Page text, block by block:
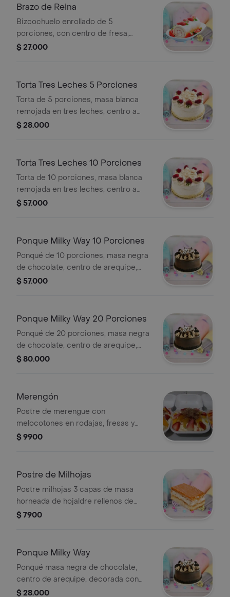
Brazo de Reina
Bizcochuelo enrollado de 5
porciones, con centro de fresa,
melocotón y crema de leche,
$ 27.000
Torta Tres Leches 5 Porciones
Torta de 5 porciones, masa blanca
remojada en tres leches, centro a
elección y decorado con crema de
$ 28.000
Torta Tres Leches 10 Porciones
Torta de 10 porciones, masa blanca
remojada en tres leches, centro a
elección y decorado con crema de
$ 57.000
Ponque Milky Way 10 Porciones
Ponqué de 10 porciones, masa negra
de chocolate, centro de arequipe,
decorada con crema de leche y
$ 57.000
Ponque Milky Way 20 Porciones
Ponqué de 20 porciones, masa negra
de chocolate, centro de arequipe,
decorada con crema de leche y
$ 80.000
Merengón
Postre de merengue con
melocotones en rodajas, fresas y
pulpa de guanábana.
$ 9900
Postre de Milhojas
Postre milhojas 3 capas de masa
horneada de hojaldre rellenos de
exquisita crema pastelera y cubierto
$ 7900
Ponque Milky Way
Ponqué masa negra de chocolate,
centro de arequipe, decorada con
crema de leche y cobertura de
$ 28.000